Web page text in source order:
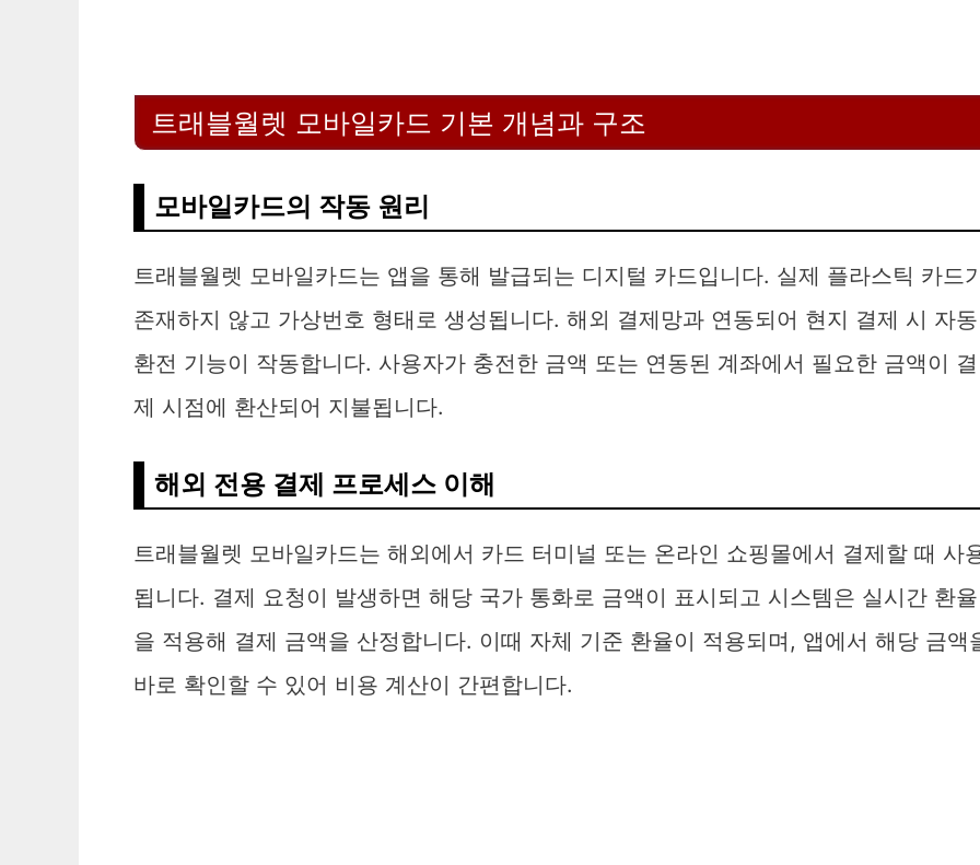
트래블월렛 모바일카드 기본 개념과 구조
모바일카드의 작동 원리
트래블월렛 모바일카드는 앱을 통해 발급되는 디지털 카드입니다. 실제 플라스틱 카드
존재하지 않고 가상번호 형태로 생성됩니다. 해외 결제망과 연동되어 현지 결제 시 자동
환전 기능이 작동합니다. 사용자가 충전한 금액 또는 연동된 계좌에서 필요한 금액이 결
제 시점에 환산되어 지불됩니다.
해외 전용 결제 프로세스 이해
트래블월렛 모바일카드는 해외에서 카드 터미널 또는 온라인 쇼핑몰에서 결제할 때 사
됩니다. 결제 요청이 발생하면 해당 국가 통화로 금액이 표시되고 시스템은 실시간 환율
을 적용해 결제 금액을 산정합니다. 이때 자체 기준 환율이 적용되며, 앱에서 해당 금액
바로 확인할 수 있어 비용 계산이 간편합니다.